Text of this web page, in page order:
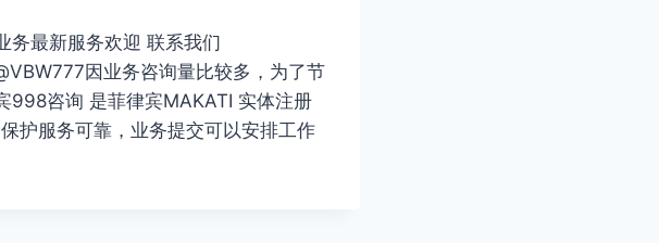
务最新服务欢迎 联系我们
因业务咨询量比较多，为了节
998咨询 是菲律宾MAKATI 实体注册
护服务可靠，业务提交可以安排工作